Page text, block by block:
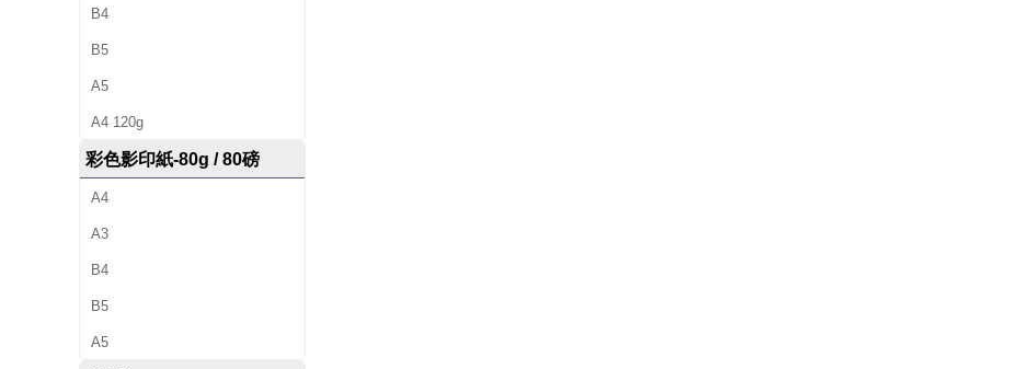
B4
B5
A5
A4 120g
彩色影印紙-80g / 80磅
A4
A3
B4
B5
A5